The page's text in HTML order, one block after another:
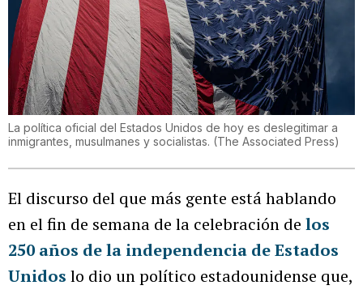
La política oficial del Estados Unidos de hoy es deslegitimar a
inmigrantes, musulmanes y socialistas. (The Associated Press)
El discurso del que más gente está hablando
en el fin de semana de la celebración de los
250 años de la independencia de Estados
Unidos lo dio un político estadounidense que,